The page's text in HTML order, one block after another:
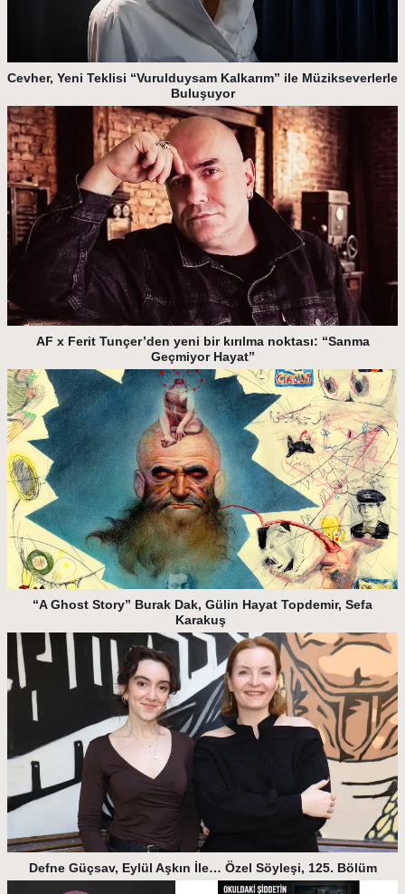
Cevher, Yeni Teklisi “Vurulduysam Kalkarım” ile Müzikseverlerle
Buluşuyor
AF x Ferit Tunçer’den yeni bir kırılma noktası: “Sanma
Geçmiyor Hayat”
“A Ghost Story” Burak Dak, Gülin Hayat Topdemir, Sefa
Karakuş
Defne Güçsav, Eylül Aşkın İle… Özel Söyleşi, 125. Bölüm